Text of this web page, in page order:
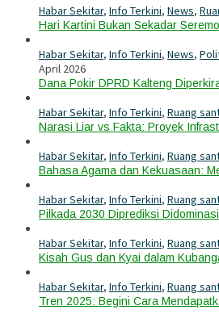
Habar Sekitar, Info Terkini, News,
Hari Kartini Bukan Sekadar
Habar Sekitar, Info Terkini, News,
April 2026
Dana Pokir DPRD Kalteng
Habar Sekitar, Info Terkini, Ruang
Narasi Liar vs Fakta: Proyek
Habar Sekitar, Info Terkini, Ruang
Bahasa Agama dan Kekuasaan:
Habar Sekitar, Info Terkini, Ruang
Pilkada 2030 Diprediksi
Habar Sekitar, Info Terkini, Ruang
Kisah Gus dan Kyai dalam
Habar Sekitar, Info Terkini, Ruang
Tren 2025: Begini Cara